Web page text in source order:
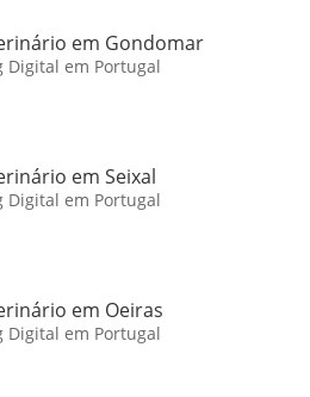
em Gondomar
Digital em Portugal
em Seixal
Digital em Portugal
em Oeiras
Digital em Portugal